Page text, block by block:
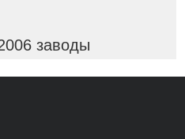
заводы